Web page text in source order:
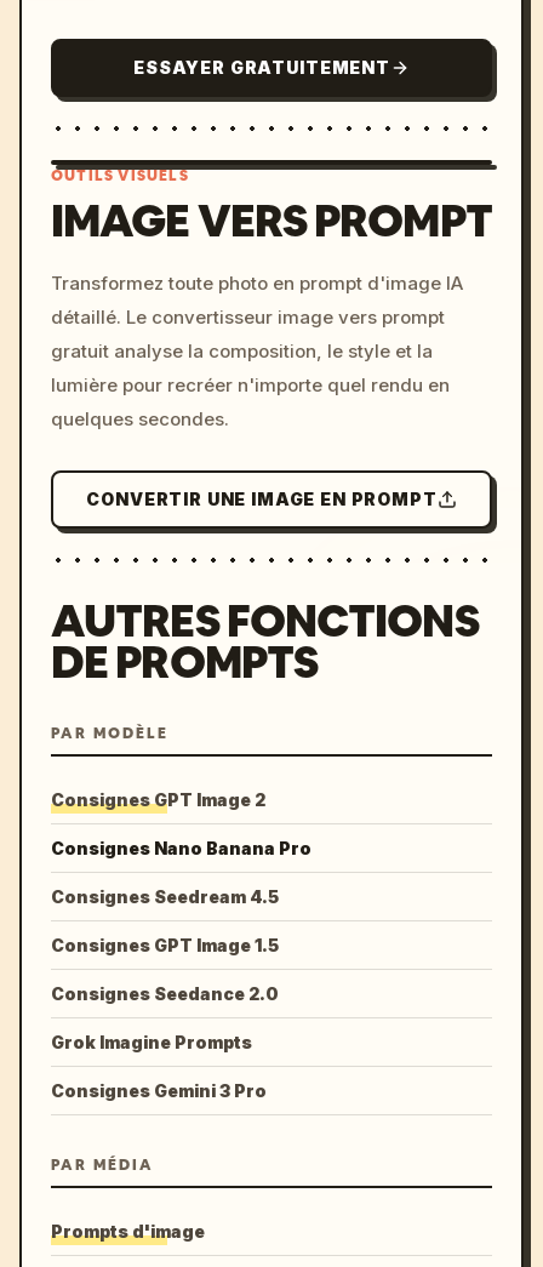
ESSAYER GRATUITEMENT
c, cyberpunk sunset, neon
colors, 8k --v 6.0
OUTILS VISUELS
IMAGE VERS PROMPT
Transformez toute photo en prompt d'image IA
détaillé. Le convertisseur image vers prompt
gratuit analyse la composition, le style et la
lumière pour recréer n'importe quel rendu en
quelques secondes.
CONVERTIR UNE IMAGE EN PROMPT
AUTRES FONCTIONS
DE PROMPTS
PAR MODÈLE
Consignes GPT Image 2
Consignes Nano Banana Pro
Consignes Seedream 4.5
Consignes GPT Image 1.5
Consignes Seedance 2.0
Grok Imagine Prompts
Consignes Gemini 3 Pro
PAR MÉDIA
Prompts d'image